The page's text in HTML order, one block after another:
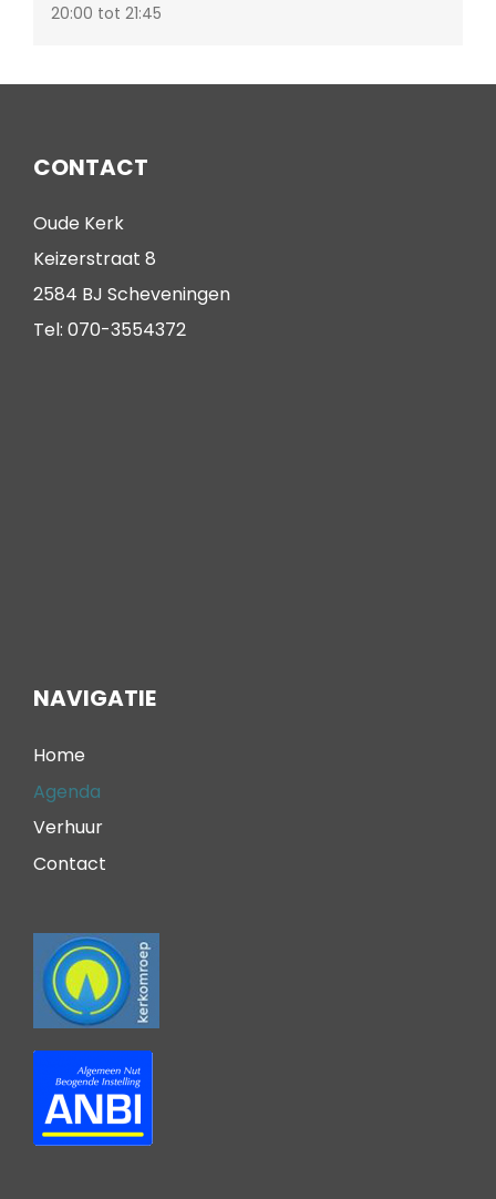
20:00 tot 21:45
CONTACT
Oude Kerk
Keizerstraat 8
2584 BJ Scheveningen
Tel: 070-3554372
NAVIGATIE
Home
Agenda
Verhuur
Contact